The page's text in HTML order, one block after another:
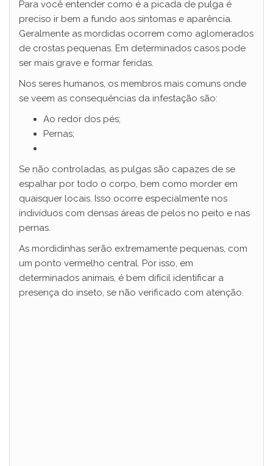
Para você entender como é a picada de pulga é
preciso ir bem a fundo aos sintomas e aparência.
Geralmente as mordidas ocorrem como aglomerados
de crostas pequenas. Em determinados casos pode
ser mais grave e formar feridas.
Nos seres humanos, os membros mais comuns onde
se veem as consequências da infestação são:
Ao redor dos pés;
Pernas;
Se não controladas, as pulgas são capazes de se
espalhar por todo o corpo, bem como morder em
quaisquer locais. Isso ocorre especialmente nos
indivíduos com densas áreas de pelos no peito e nas
pernas.
As mordidinhas serão extremamente pequenas, com
um ponto vermelho central. Por isso, em
determinados animais, é bem difícil identificar a
presença do inseto, se não verificado com atenção.